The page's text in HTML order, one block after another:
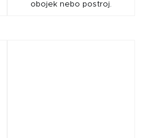
obojek nebo postroj.